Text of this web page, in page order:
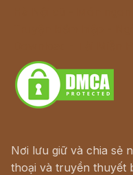
Nơi lưu giữ và chia sẻ
thoại và truyền thuyết